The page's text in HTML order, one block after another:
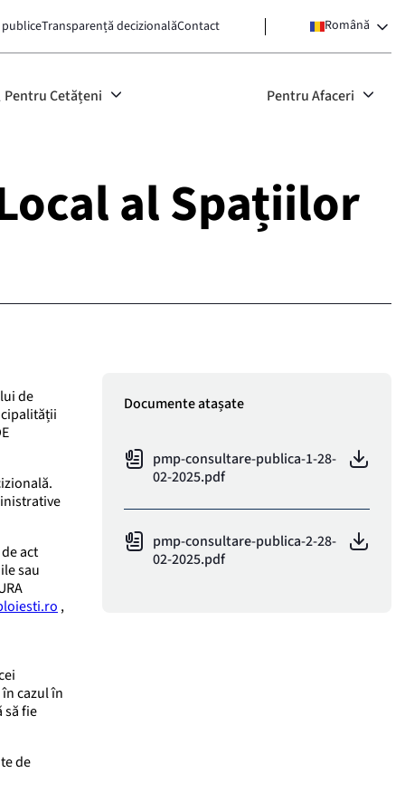
Transparență decizionalăContact Română
Pentru Cetățeni Pentru Afaceri
al Spațiilor
de
act
sau
,
cazul în
să fie
de
Documente atașate
pmp-consultare-publica-1-28-
02-2025.pdf
pmp-consultare-publica-2-28-
02-2025.pdf